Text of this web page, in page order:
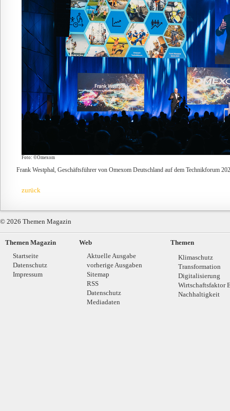
Foto: ©Omexom
Frank Westphal, Geschäftsführer von Omexom Deutschland auf dem Technikforum
zurück
© 2026 Themen Magazin
Themen Magazin
Startseite
Datenschutz
Impressum
Web
Aktuelle Ausgabe
vorherige Ausgaben
Sitemap
RSS
Datenschutz
Mediadaten
Themen
Klimaschutz
Transformation
Digitalisierung
Wirtschaftsfaktor
Nachhaltigkeit